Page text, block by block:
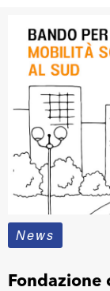
News
Fondazione